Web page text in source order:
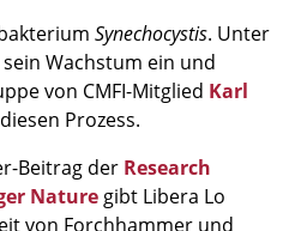
Synechocystis. Unter
Wachstum ein und
von CMFI-Mitglied Karl
Prozess.
Beitrag der Research
Nature gibt Libera Lo
von Forchhammer und